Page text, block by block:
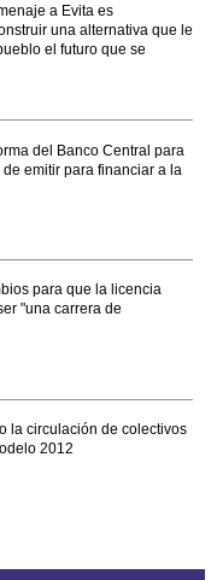
a Evita es
una alternativa que le
el futuro que se
del Banco Central para
emitir para financiar a la
para que la licencia
"una carrera de
la circulación de colectivos
2012